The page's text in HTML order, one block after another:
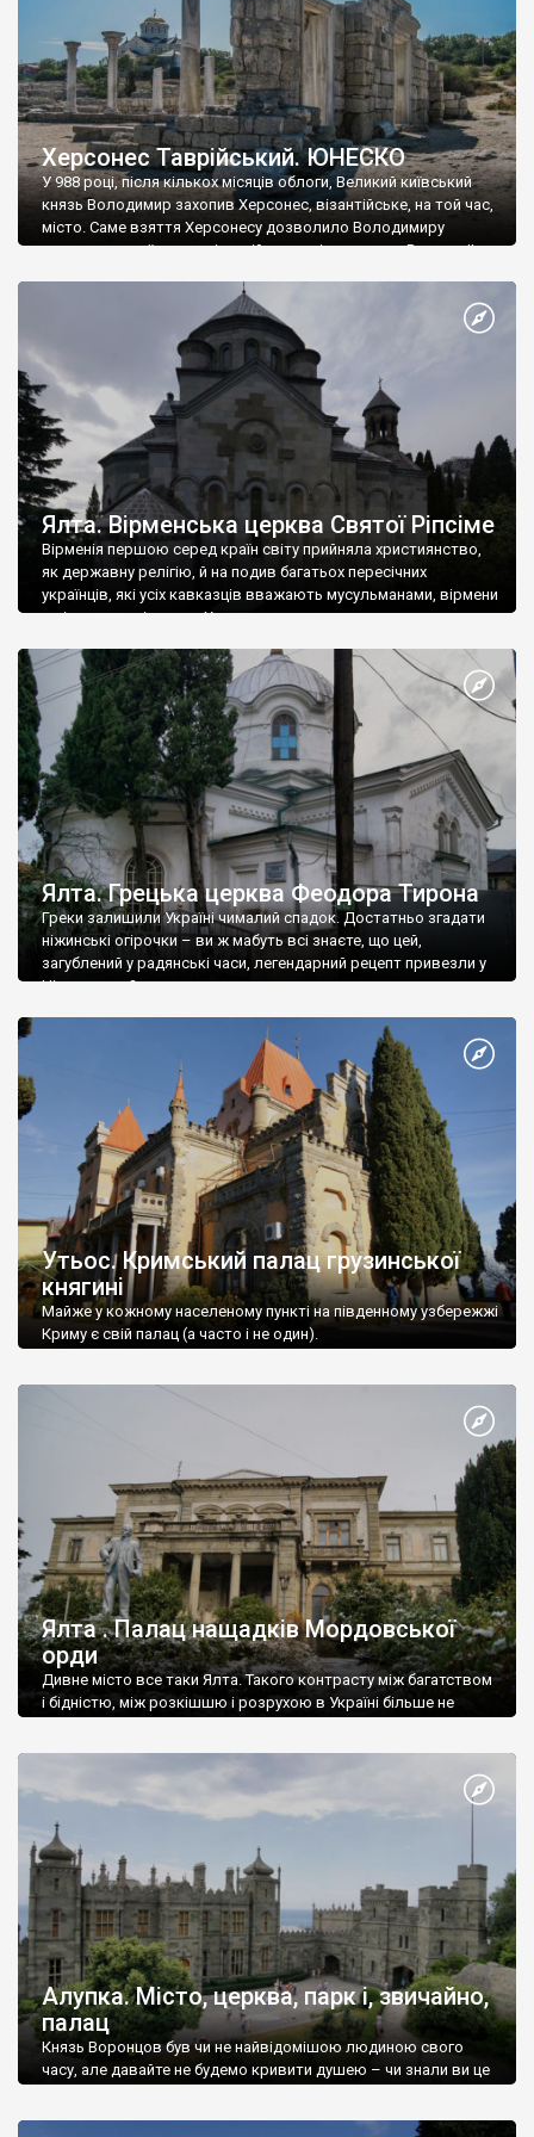
Херсонес Таврійський. ЮНЕСКО
У 988 році, після кількох місяців облоги, Великий київський
князь Володимир захопив Херсонес, візантійське, на той час,
місто. Саме взяття Херсонесу дозволило Володимиру
диктувати свої умови візантійському імператору Василю ІІ, та
Херсонесі Володимир-язичник, став Василем-християнином.
А потім було Хрещення Русі. На честь Херсонесу Таврійського
Ялта. Вірменська церква Святої Ріпсіме
Вірменія першою серед країн світу прийняла християнство,
як державну релігію, й на подив багатьох пересічних
українців, які усіх кавказців вважають мусульманами, вірмени
є відданими вірянами Христа
Ялта. Грецька церква Феодора Тирона
Греки залишили Україні чималий спадок. Достатньо згадати
ніжинські огірочки – ви ж мабуть всі знаєте, що цей,
загублений у радянські часи, легендарний рецепт привезли у
Ніжин греки?
Утьос. Кримський палац грузинської
княгині
Майже у кожному населеному пункті на південному узбережжі
Криму є свій палац (а часто і не один).
Ялта . Палац нащадків Мордовської
орди
Дивне місто все таки Ялта. Такого контрасту між багатством
і бідністю, між розкішшю і розрухою в Україні більше не
Алупка. Місто, церква, парк і, звичайно,
палац
Князь Воронцов був чи не найвідомішою людиною свого
часу, але давайте не будемо кривити душею – чи знали ви це